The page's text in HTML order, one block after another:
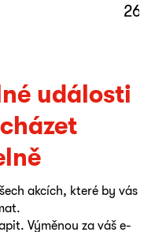
26.
události
akcích, které by vás
Výměnou za váš e-